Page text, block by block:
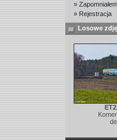
»
» Rejestracja
Losowe